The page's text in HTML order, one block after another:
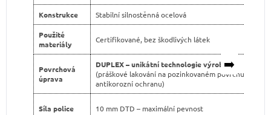
➡️
Konstrukce Stabilní silnostěnná ocelová
Použité
materiály
Certifikované, bez škodlivých látek
Povrchová
úprava
DUPLEX – unikátní technologie výroby
(práškové lakování na pozinkovaném povrchu pro
antikorozní ochranu)
Síla police 10 mm DTD – maximální pevnost